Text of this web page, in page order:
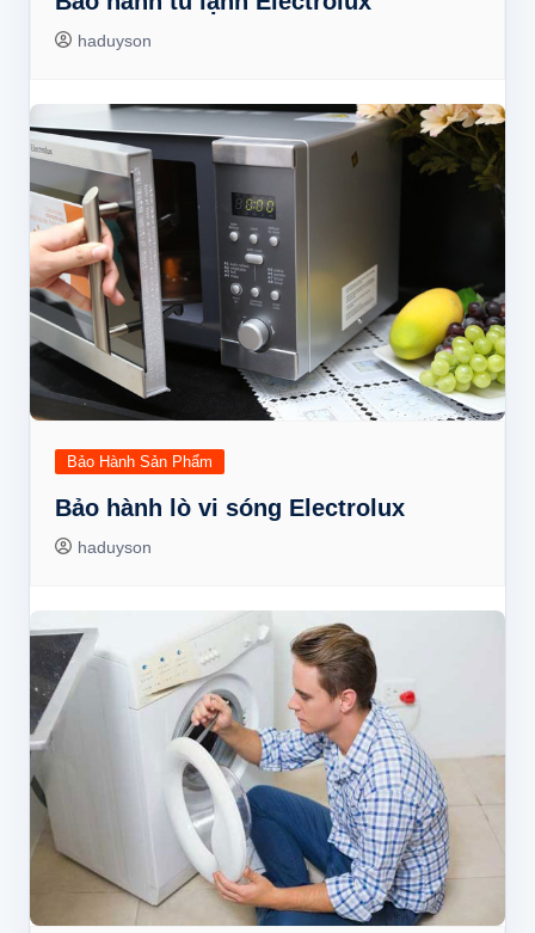
haduyson
Bảo Hành Sản Phẩm
Bảo hành lò vi sóng Electrolux
haduyson